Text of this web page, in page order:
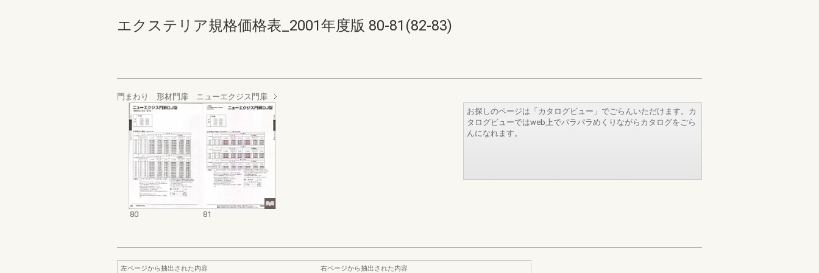
エクステリア規格価格表_2001年度版 80-81(82-83)
門まわり 形材門扉 ニューエクジス門扉
80 81
お探しのページは「カタログビュー」でごらんいただけます。カ
タログビューではweb上でパラパラめくりながらカタログをごら
んになれます。
左ページから抽出された内容
右ページから抽出された内容